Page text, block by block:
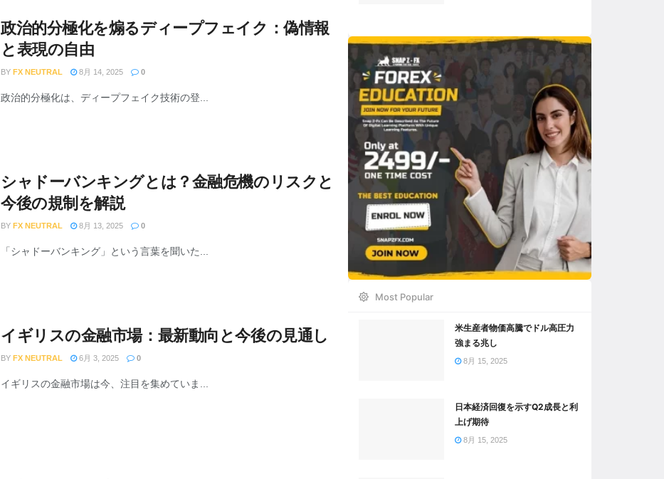
政治的分極化を煽るディープフェイク：偽情報
と表現の自由
BY FX NEUTRAL 8月 14, 2025 0
政治的分極化は、ディープフェイク技術の登...
シャドーバンキングとは？金融危機のリスクと
今後の規制を解説
BY FX NEUTRAL 8月 13, 2025 0
「シャドーバンキング」という言葉を聞いた...
イギリスの金融市場：最新動向と今後の見通し
BY FX NEUTRAL 6月 3, 2025 0
イギリスの金融市場は今、注目を集めていま...
Most Popular
米生産者物価高騰でドル高圧力
強まる兆し
8月 15, 2025
日本経済回復を示すQ2成長と利
上げ期待
8月 15, 2025